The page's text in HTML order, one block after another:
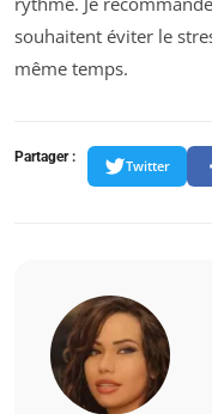
souhaitent éviter le
même temps.
Partager :
Twitter